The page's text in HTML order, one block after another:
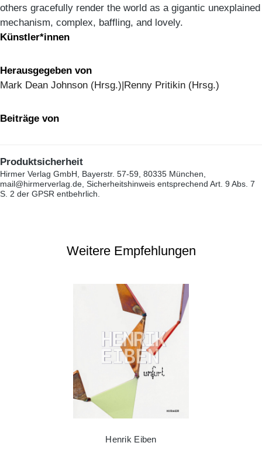
others gracefully render the world as a gigantic unexplained
mechanism, complex, baffling, and lovely.
Künstler*innen
Herausgegeben von
Mark Dean Johnson (Hrsg.)|Renny Pritikin (Hrsg.)
Beiträge von
Produktsicherheit
Hirmer Verlag GmbH, Bayerstr. 57-59, 80335 München,
mail@hirmerverlag.de, Sicherheitshinweis entsprechend Art. 9 Abs. 7
S. 2 der GPSR entbehrlich.
Weitere Empfehlungen
Henrik Eiben